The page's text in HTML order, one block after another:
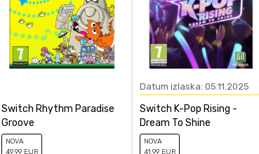
Switch Rhythm Paradise
Groove
NOVA
49,99 EUR
Datum izlaska: 05.11.2025
Switch K-Pop Rising -
Dream To Shine
NOVA
41,99 EUR